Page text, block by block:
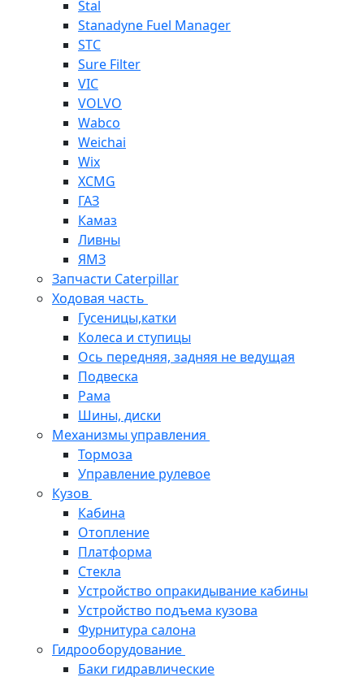
Stal
Stanadyne Fuel Manager
STC
Sure Filter
VIC
VOLVO
Wabco
Weichai
Wix
XCMG
ГАЗ
Камаз
Ливны
ЯМЗ
Запчасти Caterpillar
Ходовая часть
Гусеницы,катки
Колеса и ступицы
Ось передняя, задняя не ведущая
Подвеска
Рама
Шины, диски
Механизмы управления
Тормоза
Управление рулевое
Кузов
Кабина
Отопление
Платформа
Стекла
Устройство опракидывание кабины
Устройство подъема кузова
Фурнитура салона
Гидрооборудование
Баки гидравлические